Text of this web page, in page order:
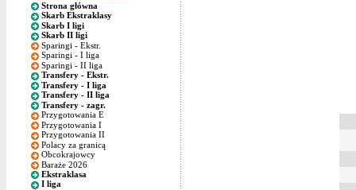
Strona główna
Skarb Ekstraklasy
Skarb I ligi
Skarb II ligi
Sparingi - Ekstr.
Sparingi - I liga
Sparingi - II liga
Transfery - Ekstr.
Transfery - I liga
Transfery - II liga
Transfery - zagr.
Przygotowania E
Przygotowania I
Przygotowania II
Polacy za granicą
Obcokrajowcy
Baraże 2026
Ekstraklasa
I liga